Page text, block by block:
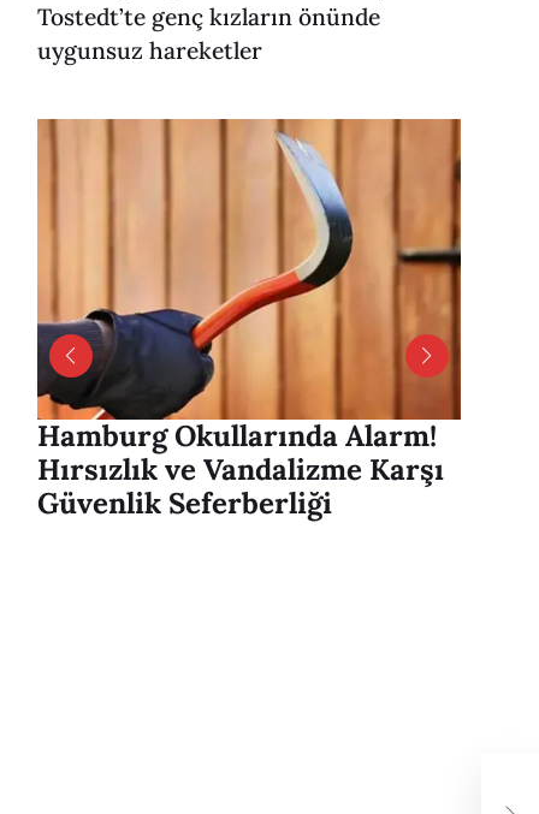
Tostedt’te genç kızların önünde
uygunsuz hareketler
Hamburg Okullarında Alarm!
Hırsızlık ve Vandalizme Karşı
Güvenlik Seferberliği